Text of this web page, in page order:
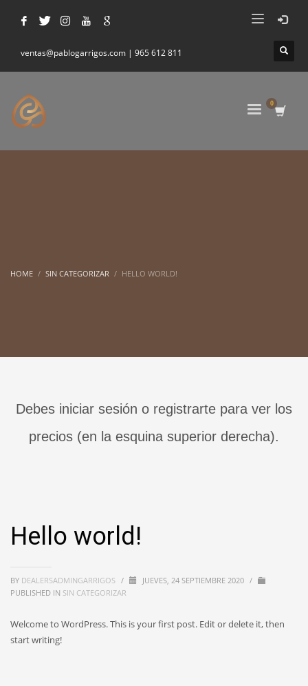
ventas@pablogarrigos.com | 965 612 811
HOME SIN CATEGORIZAR HELLO WORLD!
Debes iniciar sesión o registrarte para ver los
precios (en la esquina superior derecha).
Hello world!
BY DEALERSADMINGARRIGOS / JUEVES, 24 SEPTIEMBRE 2020 /
PUBLISHED IN SIN CATEGORIZAR
Welcome to WordPress. This is your first post. Edit or delete it, then
start writing!